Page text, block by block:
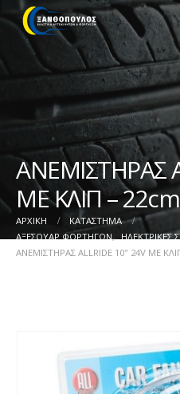
ΑΝΕΜΙΣΤΗΡΑΣ
ΜΕ ΚΛΙΠ – 22cm
ΑΡΧΙΚΉ
ΚΑΤΆΣΤΗΜΑ
ΑΞΕΣΟΥΑΡ ΦΟΡΤΗΓΩΝ, ΗΛΕΚΤΡΙΚΕΣ
ΑΝΕΜΙΣΤΗΡΑΣ ALLRIDE 10″ 24V ΜΕ